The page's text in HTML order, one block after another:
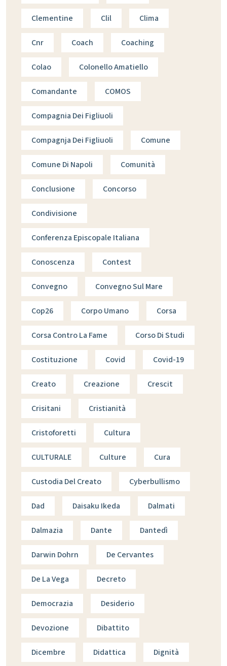
Clementine Clil Clima
Cnr Coach Coaching
Colao Colonello Amatiello
Comandante COMOS
Compagnia Dei Figliuoli
Compagnja Dei Figliuoli Comune
Comune Di Napoli Comunità
Conclusione Concorso
Condivisione
Conferenza Episcopale Italiana
Conoscenza Contest
Convegno Convegno Sul Mare
Cop26 Corpo Umano Corsa
Corsa Contro La Fame Corso Di Studi
Costituzione Covid Covid-19
Creato Creazione Crescit
Crisitani Cristianità
Cristoforetti Cultura
CULTURALE Culture Cura
Custodia Del Creato Cyberbullismo
Dad Daisaku Ikeda Dalmati
Dalmazia Dante Dantedì
Darwin Dohrn De Cervantes
De La Vega Decreto
Democrazia Desiderio
Devozione Dibattito
Dicembre Didattica Dignità